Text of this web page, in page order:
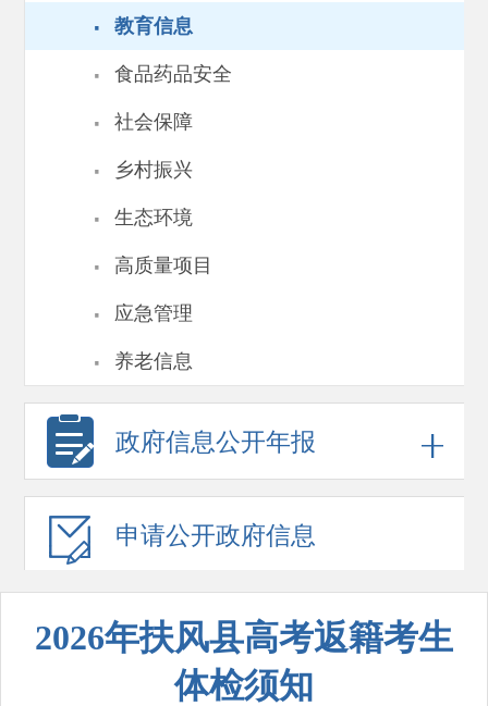
· 教育信息
· 食品药品安全
· 社会保障
· 乡村振兴
· 生态环境
· 高质量项目
· 应急管理
· 养老信息
政府信息公开年报
申请公开政府信息
2026年扶风县高考返籍考生
体检须知